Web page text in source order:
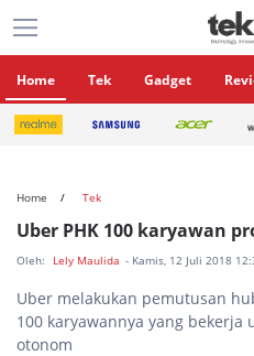
Home Tek Gadget
Home Tek
Uber PHK 100 karyawan
Oleh: Lely Maulida - Kamis, 12 Juli 2018
Uber melakukan pemutusan
100 karyawannya yang
otonom